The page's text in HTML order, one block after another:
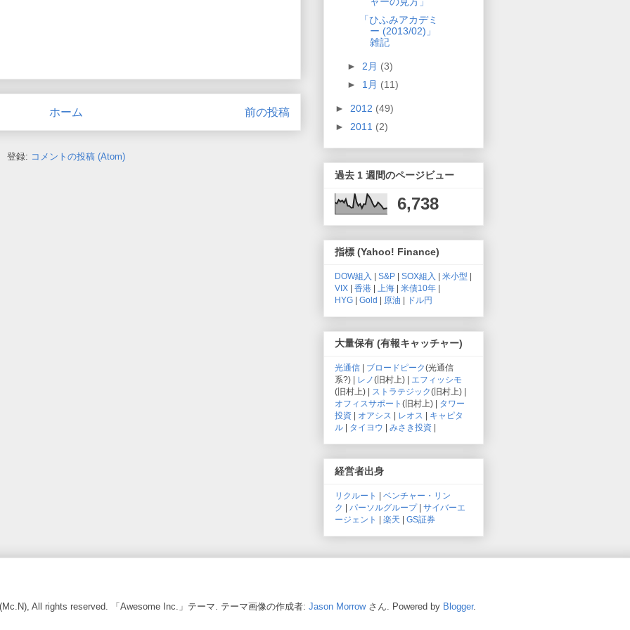
前の投稿
ホーム
登録: コメントの投稿 (Atom)
「ひふみアカデミ
ー (2013/02)」
雑記
► 2月 (3)
► 1月 (11)
► 2012 (49)
► 2011 (2)
過去 1 週間のページビュー
6,738
指標 (Yahoo! Finance)
DOW組入 | S&P | SOX組入 | 米小型 |
VIX | 香港 | 上海 | 米債10年 |
HYG | Gold | 原油 | ドル円
大量保有 (有報キャッチャー)
光通信 ブロードピーク(光通信
系?) | レノ(旧村上) | エフィッシモ
(旧村上) |
ストラテジック(旧村上) |
オフィスサポート (旧村上) | タワー
投資
オアシス レオス
キャピタ
ル
タイヨウ みさき投資
経営者出身
リクルート | ベンチャー・リン
ク | パーソルグループ| サイバーエ
ージェント | 楽天 | GS証券
All rights reserved. 「Awesome Inc.」テーマ. テーマ画像の作成者: Jason Morrowさん. Powered by Blogger.